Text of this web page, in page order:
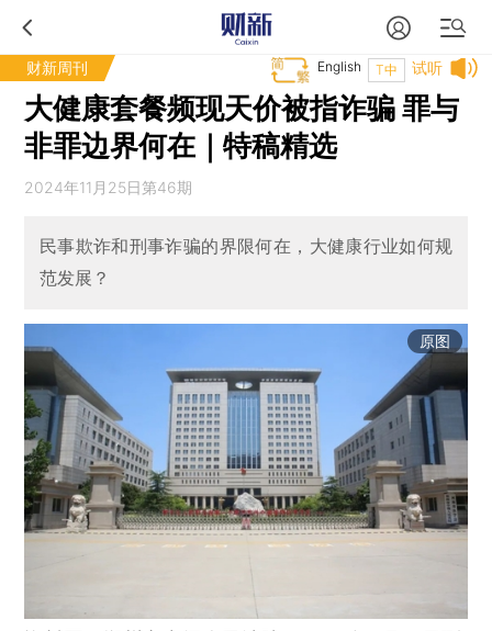
财新周刊 试听
T中
English
大健康套餐频现天价被指诈骗 罪与
非罪边界何在｜特稿精选
2024年11月25日第46期
民事欺诈和刑事诈骗的界限何在，大健康行业如何规
范发展？
原图